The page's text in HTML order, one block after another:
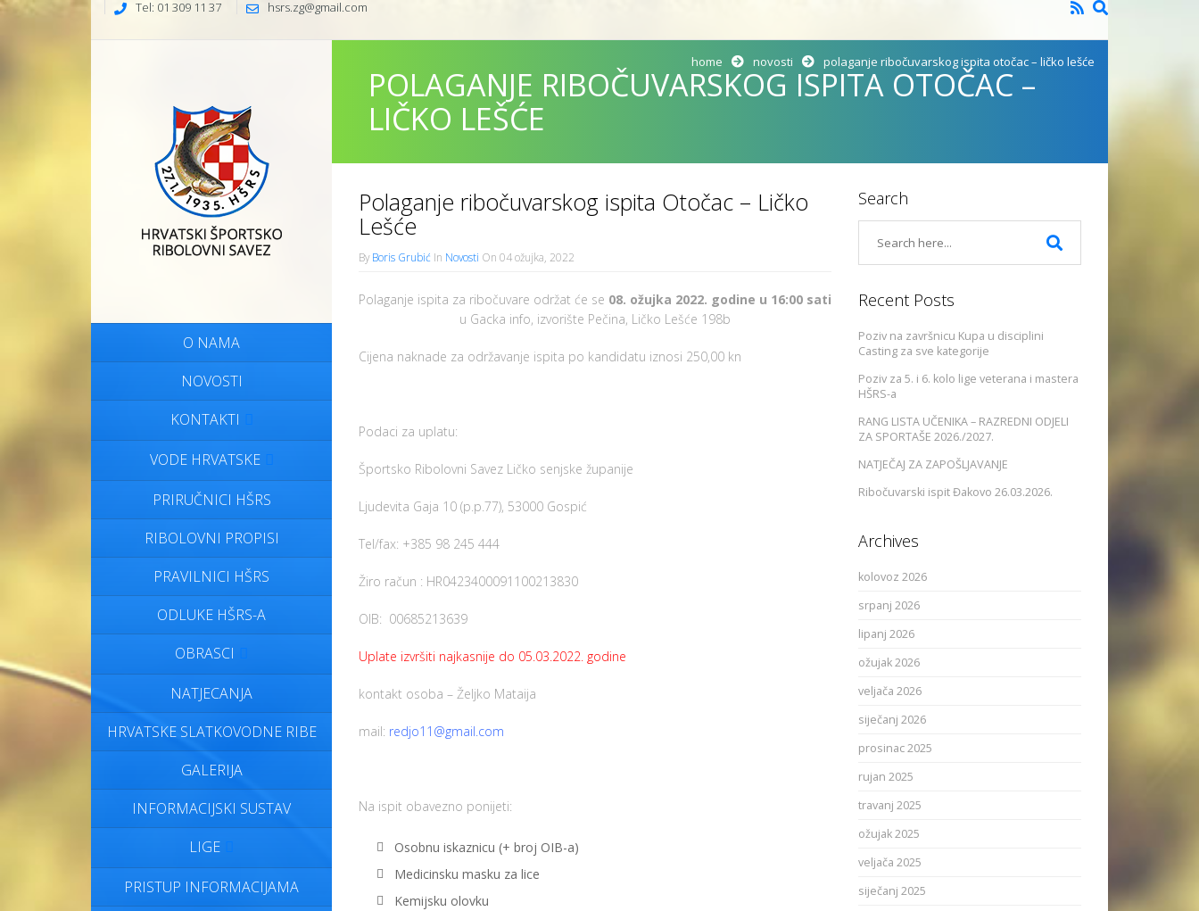
Tel: 01 309 11 37 hsrs.zg@gmail.com
O NAMA
NOVOSTI
KONTAKTI
VODE HRVATSKE
PRIRUČNICI HŠRS
RIBOLOVNI PROPISI
PRAVILNICI HŠRS
ODLUKE HŠRS-A
OBRASCI
NATJECANJA
HRVATSKE SLATKOVODNE RIBE
GALERIJA
INFORMACIJSKI SUSTAV
LIGE
PRISTUP INFORMACIJAMA
POLAGANJE RIBOČUVARSKOG ISPITA OTOČAC –
LIČKO LEŠĆE
home novosti polaganje ribočuvarskog ispita otočac – ličko lešće
Polaganje ribočuvarskog ispita Otočac – Ličko
Lešće
ByBoris Grubić In Novosti On 04 ožujka, 2022
Polaganje ispita za ribočuvare održat će se 08. ožujka 2022. godine u 16:00 sati
u Gacka info, izvorište Pečina, Ličko Lešće 198b
Cijena naknade za održavanje ispita po kandidatu iznosi 250,00 kn
Podaci za uplatu:
Športsko Ribolovni Savez Ličko senjske županije
Ljudevita Gaja 10 (p.p.77), 53000 Gospić
Tel/fax: +385 98 245 444
Žiro račun : HR0423400091100213830
OIB: 00685213639
Uplate izvršiti najkasnije do 05.03.2022. godine
kontakt osoba – Željko Mataija
mail: redjo11@gmail.com
Na ispit obavezno ponijeti:
Osobnu iskaznicu (+ broj OIB-a)
Medicinsku masku za lice
Kemijsku olovku
Search
Recent Posts
Poziv na završnicu Kupa u disciplini
Casting za sve kategorije
Poziv za 5. i 6. kolo lige veterana i mastera
HŠRS-a
RANG LISTA UČENIKA – RAZREDNI ODJELI
ZA SPORTAŠE 2026./2027.
NATJEČAJ ZA ZAPOŠLJAVANJE
Ribočuvarski ispit Đakovo 26.03.2026.
Archives
kolovoz 2026
srpanj 2026
lipanj 2026
ožujak 2026
veljača 2026
siječanj 2026
prosinac 2025
rujan 2025
travanj 2025
ožujak 2025
veljača 2025
siječanj 2025